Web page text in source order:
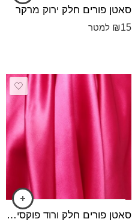
סאטן פורים חלק ירוק מרקר
₪15 למטר
סאטן פורים חלק ורוד פוקסיה כהה